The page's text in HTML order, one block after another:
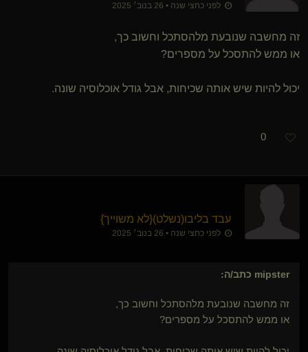
לפני כחצי שנה • 26 בנוב׳ 2025
זה מחשבה שנובעת מלהסתכל וחשוב כך,
או ממש להתסכל על מספרים?
יכול להיות שיש אותה שכיחות, אבל גודל אוכלוסיה שונה.
0
עבד בליבו​(נשלט)​{לא משוייך}
לפני כחצי שנה • 26 בנוב׳ 2025
mipster כתב/ה:
זה מחשבה שנובעת מלהסתכל וחשוב כך,
או ממש להתסכל על מספרים?